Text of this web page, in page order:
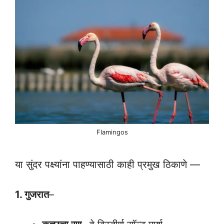
Flamingos
या सुंदर पक्ष्यांना पाहण्यासाठी काही प्रमुख ठिकाणे —
1. गुजरात–